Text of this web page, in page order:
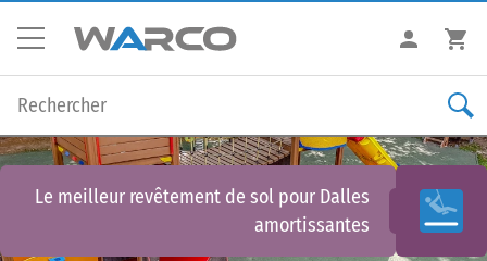
Le meilleur revêtement de sol pour Dalles
amortissantes